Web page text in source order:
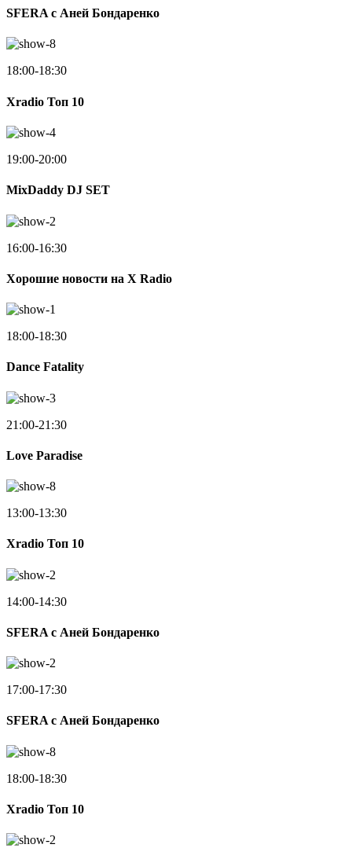
SFERA с Аней Бондаренко
18:00-18:30
Xradio Топ 10
19:00-20:00
MixDaddy DJ SET
16:00-16:30
Хорошие новости на X Radio
18:00-18:30
Dance Fatality
21:00-21:30
Love Paradise
13:00-13:30
Xradio Топ 10
14:00-14:30
SFERA с Аней Бондаренко
17:00-17:30
SFERA с Аней Бондаренко
18:00-18:30
Xradio Топ 10